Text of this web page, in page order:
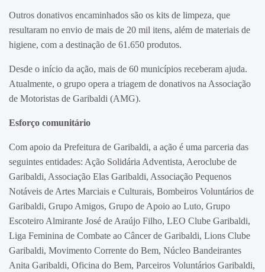
Outros donativos encaminhados são os kits de limpeza, que
resultaram no envio de mais de 20 mil itens, além de materiais de
higiene, com a destinação de 61.650 produtos.
Desde o início da ação, mais de 60 municípios receberam ajuda.
Atualmente, o grupo opera a triagem de donativos na Associação
de Motoristas de Garibaldi (AMG).
Esforço comunitário
Com apoio da Prefeitura de Garibaldi, a ação é uma parceria das
seguintes entidades: Ação Solidária Adventista, Aeroclube de
Garibaldi, Associação Elas Garibaldi, Associação Pequenos
Notáveis de Artes Marciais e Culturais, Bombeiros Voluntários de
Garibaldi, Grupo Amigos, Grupo de Apoio ao Luto, Grupo
Escoteiro Almirante José de Araújo Filho, LEO Clube Garibaldi,
Liga Feminina de Combate ao Câncer de Garibaldi, Lions Clube
Garibaldi, Movimento Corrente do Bem, Núcleo Bandeirantes
Anita Garibaldi, Oficina do Bem, Parceiros Voluntários Garibaldi,